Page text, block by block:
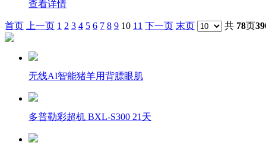
查看详情
首页 上一页 1 2 3 4 5 6 7 8 9 10 11 下一页 末页 共 78页
无线AI智能猪羊用背膘眼肌
多普勒彩超机 BXL-S300 21天